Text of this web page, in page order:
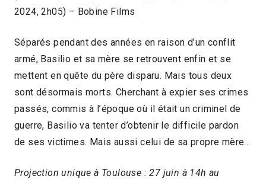
2024, 2h05) – Bobine Films
Séparés pendant des années en raison d’un conflit
armé, Basilio et sa mère se retrouvent enfin et se
mettent en quête du père disparu. Mais tous deux
sont désormais morts. Cherchant à expier ses crimes
passés, commis à l’époque où il était un criminel de
guerre, Basilio va tenter d’obtenir le difficile pardon
de ses victimes. Mais aussi celui de sa propre mère…
Projection unique à Toulouse : 27 juin à 14h au